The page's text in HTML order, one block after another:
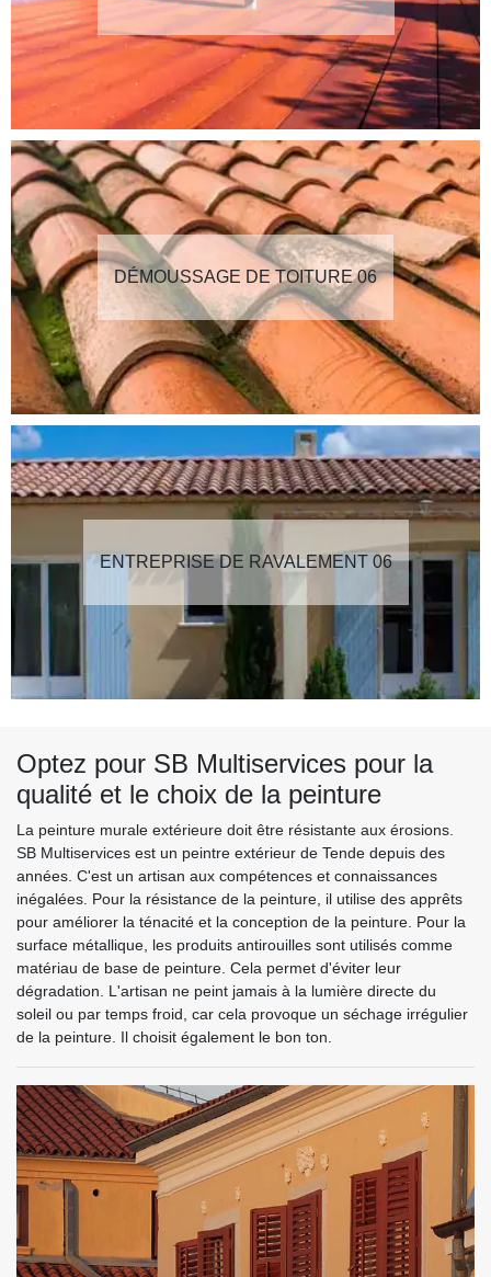
DÉMOUSSAGE DE TOITURE 06
ENTREPRISE DE RAVALEMENT 06
Optez pour SB Multiservices pour la
qualité et le choix de la peinture
La peinture murale extérieure doit être résistante aux érosions.
SB Multiservices est un peintre extérieur de Tende depuis des
années. C'est un artisan aux compétences et connaissances
inégalées. Pour la résistance de la peinture, il utilise des apprêts
pour améliorer la ténacité et la conception de la peinture. Pour la
surface métallique, les produits antirouilles sont utilisés comme
matériau de base de peinture. Cela permet d'éviter leur
dégradation. L'artisan ne peint jamais à la lumière directe du
soleil ou par temps froid, car cela provoque un séchage irrégulier
de la peinture. Il choisit également le bon ton.